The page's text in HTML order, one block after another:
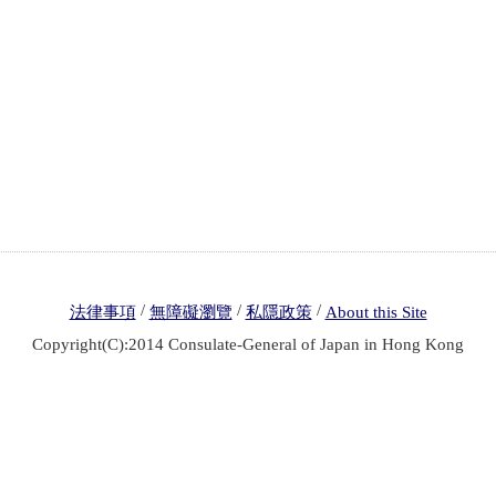
法律事項 / 無障礙瀏覽 / 私隱政策 / About this Site
Copyright(C):2014 Consulate-General of Japan in Hong Kong